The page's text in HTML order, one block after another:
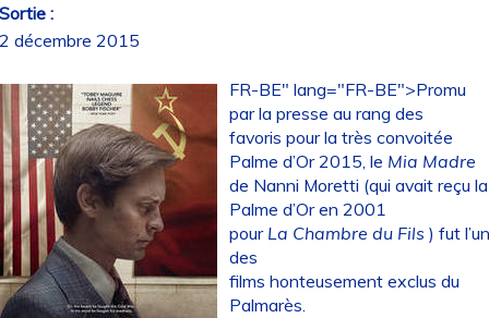
:
décembre 2015
FR-BE" lang="FR-BE">Promu
par la presse au rang des
favoris pour la très convoitée
Palme d’Or 2015, le Mia Madre
de Nanni Moretti (qui avait reçu la
Palme d’Or en 2001
pour La Chambre du Fils ) fut
des
films honteusement exclus du
Palmarès.